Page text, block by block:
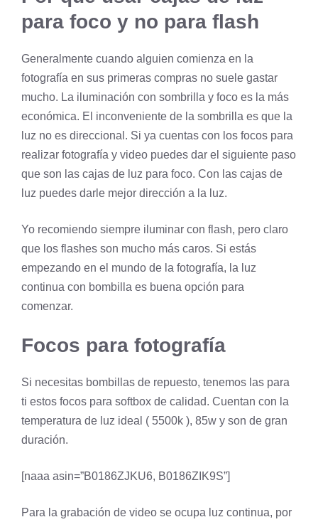
para foco y no para flash
Generalmente cuando alguien comienza en la
fotografía en sus primeras compras no suele gastar
mucho. La iluminación con sombrilla y foco es la más
económica. El inconveniente de la sombrilla es que la
luz no es direccional. Si ya cuentas con los focos para
realizar fotografía y video puedes dar el siguiente paso
que son las cajas de luz para foco. Con las cajas de
luz puedes darle mejor dirección a la luz.
Yo recomiendo siempre iluminar con flash, pero claro
que los flashes son mucho más caros. Si estás
empezando en el mundo de la fotografía, la luz
continua con bombilla es buena opción para
comenzar.
Focos para fotografía
Si necesitas bombillas de repuesto, tenemos las para
ti estos focos para softbox de calidad. Cuentan con la
temperatura de luz ideal ( 5500k ), 85w y son de gran
duración.
[naaa asin=”B0186ZJKU6, B0186ZIK9S”]
Para la grabación de video se ocupa luz continua, por